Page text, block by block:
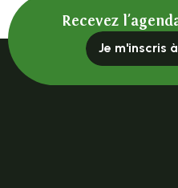
Recevez
Je m'inscris